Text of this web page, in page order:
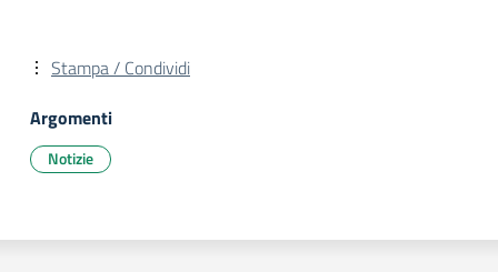
Stampa / Condividi
Argomenti
Notizie